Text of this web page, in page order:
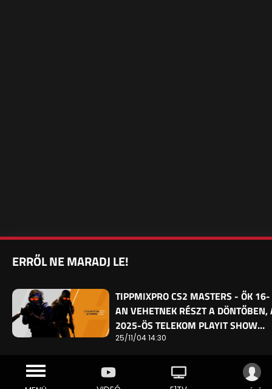
ERRŐL NE MARADJ LE!
TIPPMIXPRO CS2 MASTERS - ŐK 16-
AN VEHETNEK RÉSZT A DÖNTŐBEN,
2025-ÖS TELEKOM PLAYIT SHOW…
25/11/04 14:30